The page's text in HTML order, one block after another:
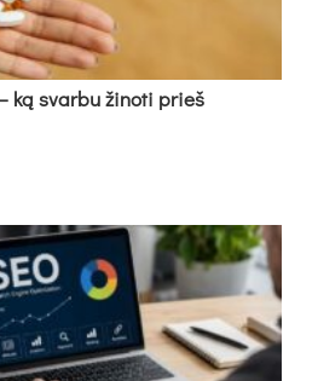
ką svarbu žinoti prieš